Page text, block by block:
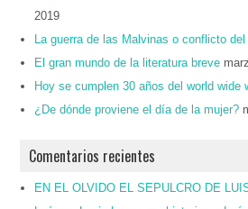
2019
La guerra de las Malvinas o conflicto
El gran mundo de la literatura breve
Hoy se cumplen 30 años del world wide
¿De dónde proviene el día de la mujer?
Comentarios recientes
EN EL OLVIDO EL SEPULCRO DE